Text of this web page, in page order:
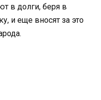
в долги, беря в
и еще вносят за это